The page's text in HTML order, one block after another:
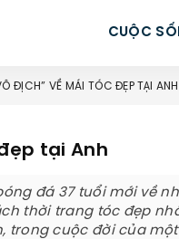
CUỘC
ĐỊCH” VỀ MÁI TÓC ĐẸP TẠI ANH
tại Anh
đá 37 tuổi mới về
thời trang tóc đẹp
trong cuộc đời của